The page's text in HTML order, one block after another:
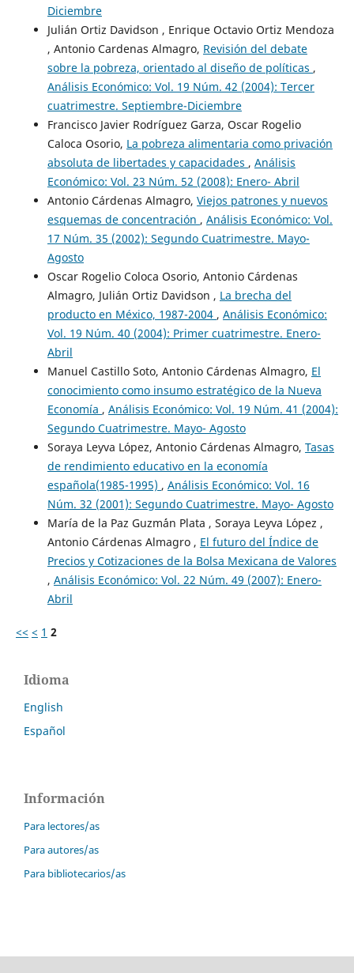
Diciembre
Julián Ortiz Davidson , Enrique Octavio Ortiz Mendoza
, Antonio Cardenas Almagro, Revisión del debate
sobre la pobreza, orientado al diseño de políticas ,
Análisis Económico: Vol. 19 Núm. 42 (2004): Tercer
cuatrimestre. Septiembre-Diciembre
Francisco Javier Rodríguez Garza, Oscar Rogelio
Caloca Osorio, La pobreza alimentaria como privación
absoluta de libertades y capacidades , Análisis
Económico: Vol. 23 Núm. 52 (2008): Enero- Abril
Antonio Cárdenas Almagro, Viejos patrones y nuevos
esquemas de concentración , Análisis Económico: Vol.
17 Núm. 35 (2002): Segundo Cuatrimestre. Mayo-
Agosto
Oscar Rogelio Coloca Osorio, Antonio Cárdenas
Almagro, Julián Ortiz Davidson , La brecha del
producto en México, 1987-2004 , Análisis Económico:
Vol. 19 Núm. 40 (2004): Primer cuatrimestre. Enero-
Abril
Manuel Castillo Soto, Antonio Cárdenas Almagro, El
conocimiento como insumo estratégico de la Nueva
Economía , Análisis Económico: Vol. 19 Núm. 41 (2004):
Segundo Cuatrimestre. Mayo- Agosto
Soraya Leyva López, Antonio Cárdenas Almagro, Tasas
de rendimiento educativo en la economía
española(1985-1995) , Análisis Económico: Vol. 16
Núm. 32 (2001): Segundo Cuatrimestre. Mayo- Agosto
María de la Paz Guzm´´an Plata , Soraya Leyva L´opez ,
Antonio Cárdenas Almagro , El futuro del Índice de
Precios y Cotizaciones de la Bolsa Mexicana de Valores
, Análisis Económico: Vol. 22 Núm. 49 (2007): Enero-
Abril
<< < 1 2
Idioma
English
Español
Información
Para lectores/as
Para autores/as
Para bibliotecarios/as